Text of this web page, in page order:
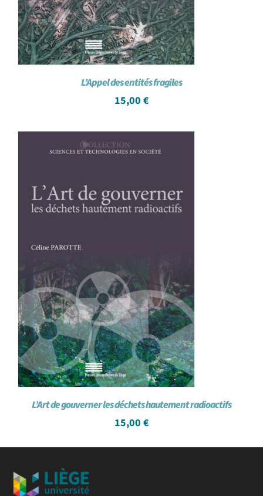
L’Appel des entités fragiles
15,00 €
L’Art de gouverner les déchets hautement radioactifs
15,00 €